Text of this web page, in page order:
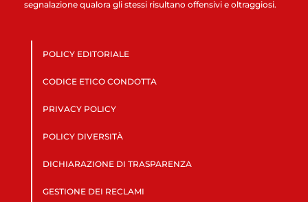
segnalazione qualora gli stessi risultano offensivi e oltraggiosi.
POLICY EDITORIALE
CODICE ETICO CONDOTTA
PRIVACY POLICY
POLICY DIVERSITÀ
DICHIARAZIONE DI TRASPARENZA
GESTIONE DEI RECLAMI